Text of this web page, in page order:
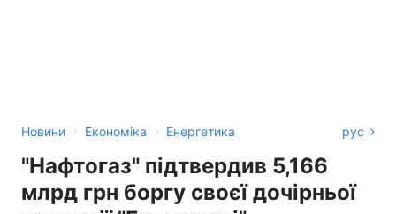
Новини › Економіка › Енергетика рус
"Нафтогаз" підтвердив 5,166
млрд грн боргу своєї дочірньої